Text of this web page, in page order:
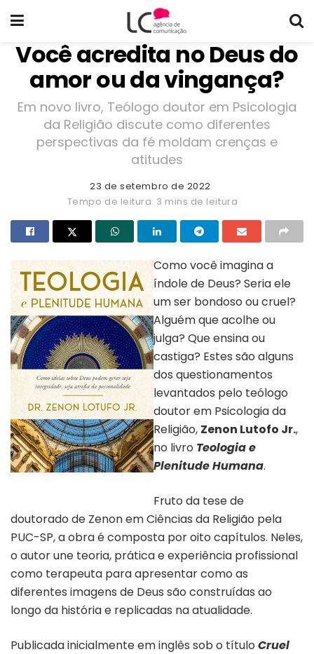
Você acredita no Deus do
amor ou da vingança?
Em novo livro, Teólogo doutor em Psicologia
da Religião discute como diferentes
perspectivas da fé moldam crenças e
atitudes
23 de setembro de 2022
Tempo de leitura: 3 mins de leitura
Como você imagina a
índole de Deus? Seria ele
um ser bondoso ou cruel?
Alguém que acolhe ou
julga? Que ensina ou
castiga? Estes são alguns
dos questionamentos
levantados pelo teólogo
doutor em Psicologia da
Religião, Zenon Lutofo Jr.,
no livro Teologia e
Plenitude Humana.
Fruto da tese de
doutorado de Zenon em Ciências da Religião pela
PUC-SP, a obra é composta por oito capítulos. Neles,
o autor une teoria, prática e experiência profissional
como terapeuta para apresentar como as
diferentes imagens de Deus são construídas ao
longo da história e replicadas na atualidade.
Publicada inicialmente em inglês sob o título Cruel